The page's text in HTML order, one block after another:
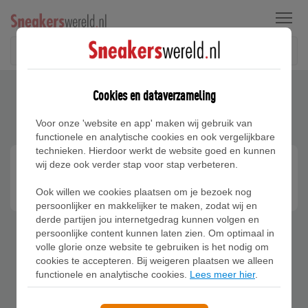
Menu
Veelgestelde vragen
Geen antwoord op je vraag kunnen vinden? Mail via
de contactpagina direct onze klantenservice.
Cookies en dataverzameling
Voor onze 'website en app' maken wij gebruik van
functionele en analytische cookies en ook vergelijkbare
technieken. Hierdoor werkt de website goed en kunnen
wij deze ook verder stap voor stap verbeteren.
Ook willen we cookies plaatsen om je bezoek nog
persoonlijker en makkelijker te maken, zodat wij en
derde partijen jou internetgedrag kunnen volgen en
persoonlijke content kunnen laten zien. Om optimaal in
volle glorie onze website te gebruiken is het nodig om
cookies te accepteren. Bij weigeren plaatsen we alleen
functionele en analytische cookies. Lees meer hier.